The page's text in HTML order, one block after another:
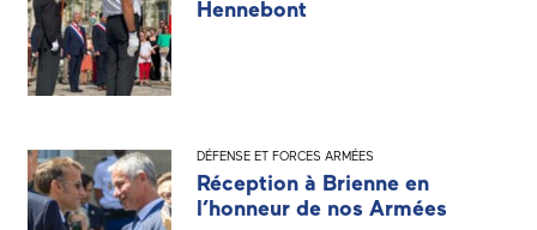
Hennebont
DÉFENSE ET FORCES ARMÉES
Réception à Brienne en
l’honneur de nos Armées